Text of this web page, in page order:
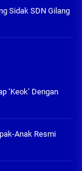
Sidak SDN Gilang
‘Keok’ Dengan
Anak Resmi